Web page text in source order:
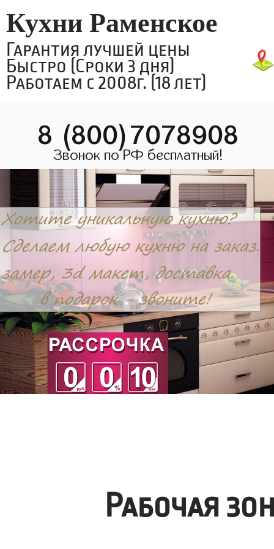
Кухни Раменское
Гарантия лучшей цены
Быстро (Сроки 3 дня)
Работаем с 2008г. (18 лет)
8 (800)7078908
Звонок по РФ бесплатный!
Рабочая